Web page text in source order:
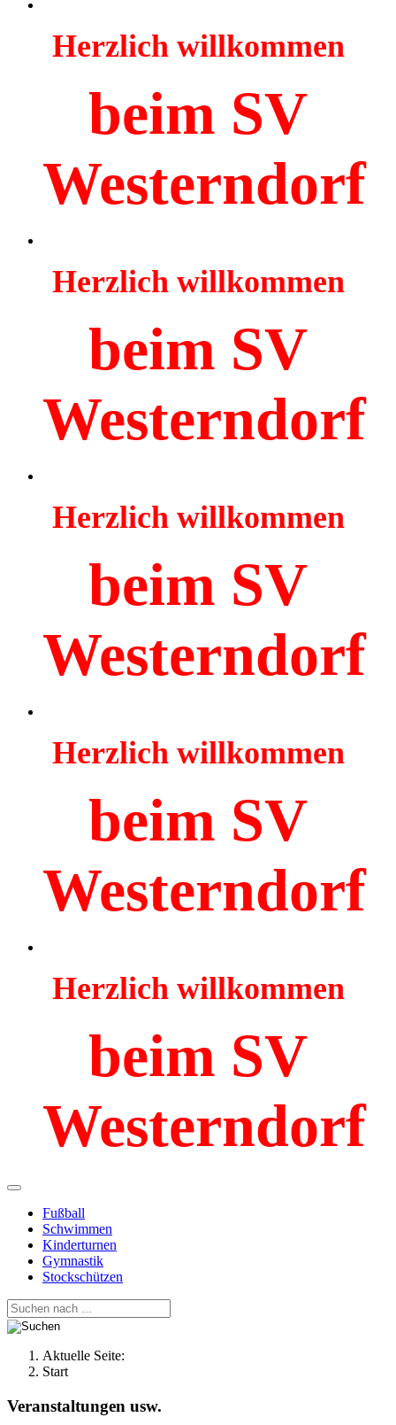
Herzlich willkommen
beim SV
Westerndorf
Herzlich willkommen
beim SV
Westerndorf
Herzlich willkommen
beim SV
Westerndorf
Herzlich willkommen
beim SV
Westerndorf
Herzlich willkommen
beim SV
Westerndorf
Fußball
Schwimmen
Kinderturnen
Gymnastik
Stockschützen
Aktuelle Seite:
Start
Veranstaltungen usw.